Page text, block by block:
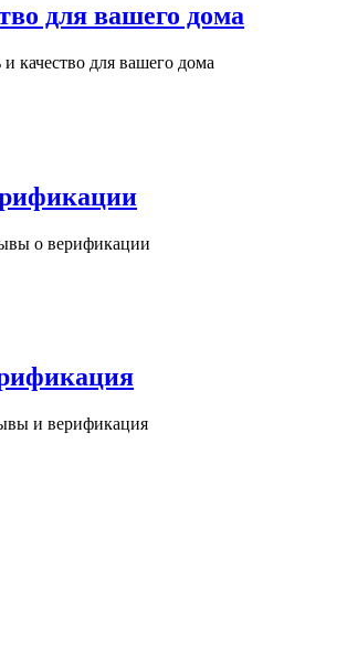
для вашего дома
качество для вашего дома
о верификации
и верификация